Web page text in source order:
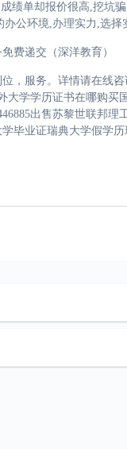
绩单却报价很高,挖坑
公环境,办理实力,选择
费递交（深洋教育）
，服务。详情请在线
大学学历证书在哪购
出售苏黎世联邦
业证瑞典大学假学历